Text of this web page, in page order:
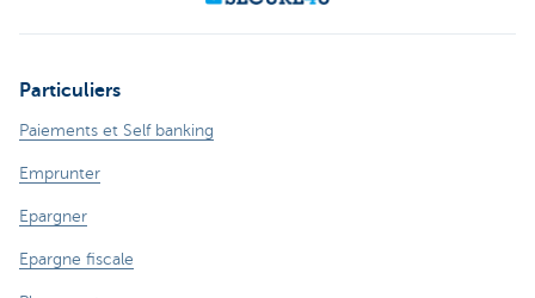
Particuliers
Paiements et Self banking
Emprunter
Epargner
Epargne fiscale